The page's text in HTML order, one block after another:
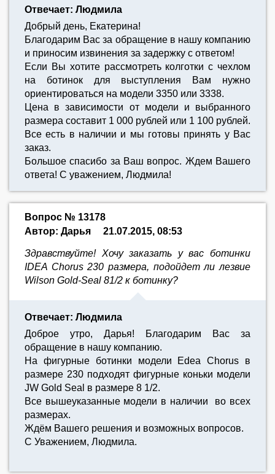
Отвечает: Людмила
Добрый день, Екатерина!
Благодарим Вас за обращение в нашу компанию
и приносим извинения за задержку с ответом!
Если Вы хотите рассмотреть колготки с чехлом
на ботинок для выступления Вам нужно
ориентироваться на модели 3350 или 3338.
Цена в зависимости от модели и выбранного
размера составит 1 000 рублей или 1 100 рублей.
Все есть в наличии и мы готовы принять у Вас
заказ.
Большое спасибо за Ваш вопрос. Ждем Вашего
ответа! С уважением, Людмила!
Вопрос № 13178
Автор: Дарья
21.07.2015, 08:53
Здравствуйте! Хочу заказать у вас ботинки
IDEA Chorus 230 размера, подойдет ли лезвие
Wilson Gold-Seal 81/2 к ботинку?
Отвечает: Людмила
Доброе утро, Дарья! Благодарим Вас за
обращение в нашу компанию.
На фигурные ботинки модели Edea Chorus в
размере 230 подходят фигурные коньки модели
JW Gold Seal в размере 8 1/2.
Все вышеуказанные модели в наличии во всех
размерах.
Ждём Вашего решения и возможных вопросов.
С Уважением, Людмила.